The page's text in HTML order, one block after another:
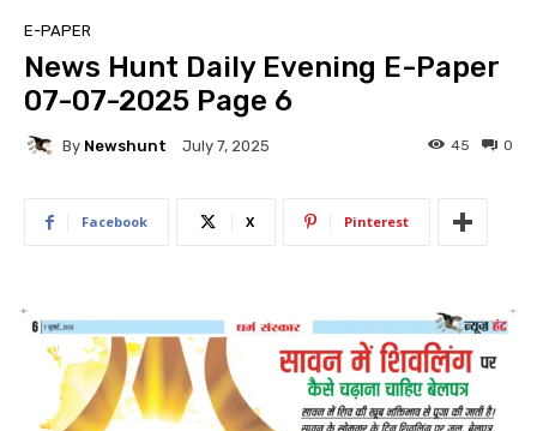
E-PAPER
News Hunt Daily Evening E-Paper
07-07-2025 Page 6
By Newshunt July 7, 2025 0
45
Facebook X Pinterest